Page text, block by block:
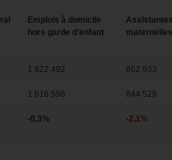
Emplois à domicile
hors garde d’enfant
maternelles
1 822 492 862 933
1 816 556 844 529
-0,3% -2,1%